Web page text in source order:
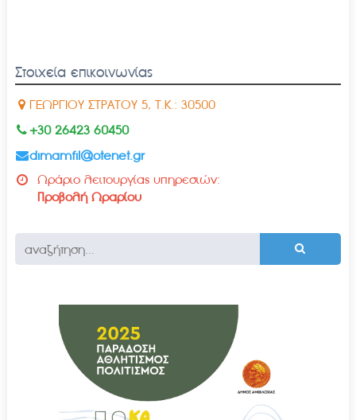
Στοιχεία επικοινωνίας
ΓΕΩΡΓΙΟΥ ΣΤΡΑΤΟΥ 5, Τ.Κ.: 30500
+30 26423 60450
dimamfil@otenet.gr
Ωράριο λειτουργίας υπηρεσιών:
Προβολή Ωραρίου